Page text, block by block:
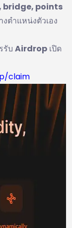
bridge, points
ตำแหน่งตัวเอง
รับ Airdrop เปิด
claim